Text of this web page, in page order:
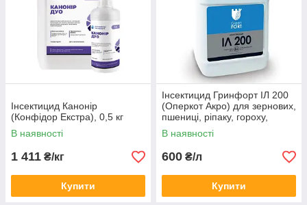
Інсектицид Канонір
(Конфідор Екстра), 0,5 кг
В наявності
1 411 ₴/кг
Купити
Інсектицид Гринфорт ІЛ 200
(Оперкот Акро) для зернових,
пшениці, ріпаку, гороху,
сорго, томат
В наявності
600 ₴/л
Купити